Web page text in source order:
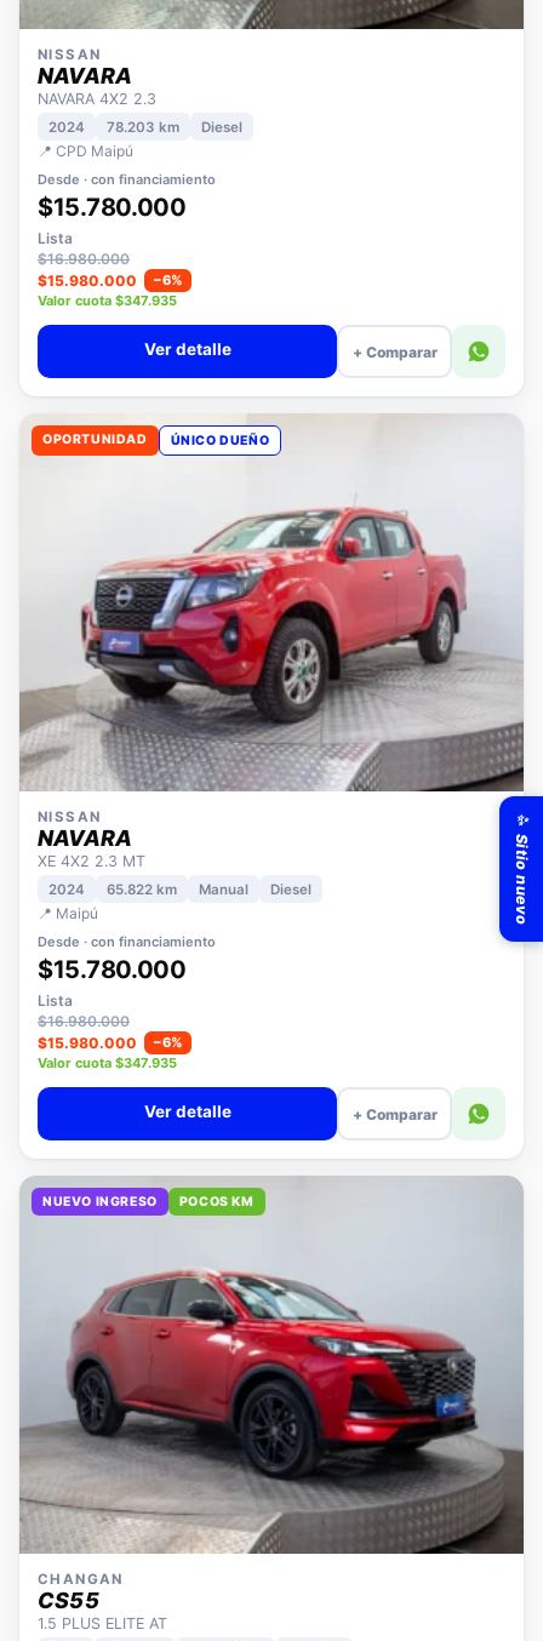
NISSAN
NAVARA
NAVARA 4X2 2.3
2024 78.203 km
📍 CPD Maipú
Desde · con financiamiento
$15.780.000
Lista
$16.980.000
$15.980.000
−6%
Valor cuota $347.935
+ Comparar
OPORTUNIDAD
NISSAN
NAVARA
XE 4X2 2.3 MT
2024
📍 Maipú
Desde · con financiamiento
$15.780.000
Lista
$16.980.000
$15.980.000
−6%
Valor cuota $347.935
+ Comparar
CHANGAN
CS55
✨ Sitio nuevo